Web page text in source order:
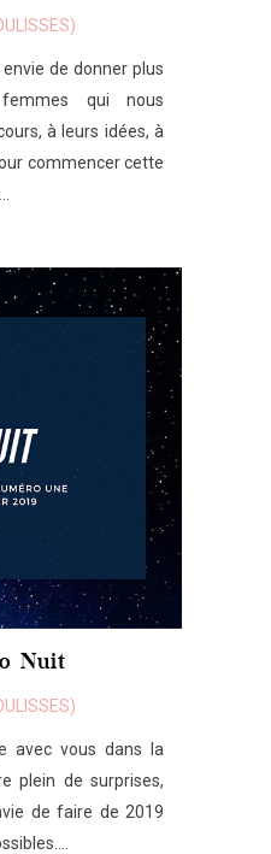
)
de donner plus
femmes qui nous
à leurs idées, à
commencer cette
Nuit
)
avec vous dans la
plein de surprises,
de faire de 2019